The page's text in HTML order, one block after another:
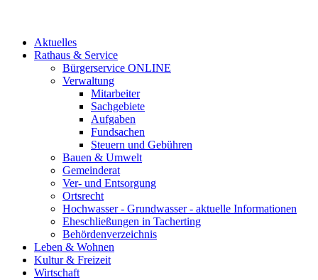
Aktuelles
Rathaus & Service
Bürgerservice ONLINE
Verwaltung
Mitarbeiter
Sachgebiete
Aufgaben
Fundsachen
Steuern und Gebühren
Bauen & Umwelt
Gemeinderat
Ver- und Entsorgung
Ortsrecht
Hochwasser - Grundwasser - aktuelle Informationen
Eheschließungen in Tacherting
Behördenverzeichnis
Leben & Wohnen
Kultur & Freizeit
Wirtschaft